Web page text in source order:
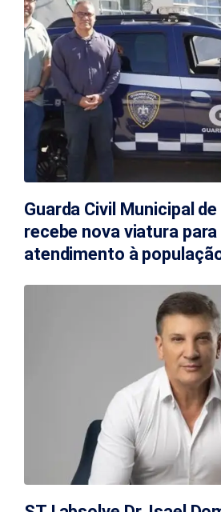
Guarda Civil Municipal
recebe nova viatura
atendimento à